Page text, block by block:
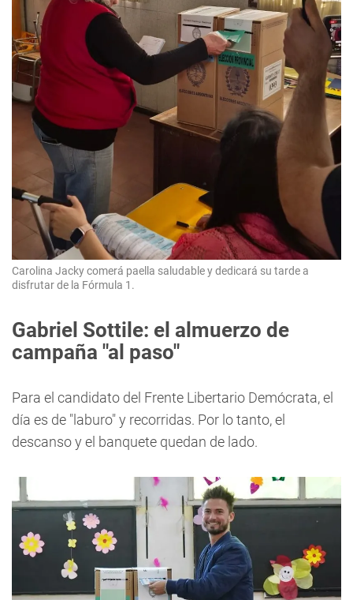
Carolina Jacky comerá paella saludable y dedicará su tarde a
disfrutar de la Fórmula 1.
Gabriel Sottile: el almuerzo de
campaña "al paso"
Para el candidato del Frente Libertario Demócrata, el
día es de "laburo" y recorridas. Por lo tanto, el
descanso y el banquete quedan de lado.